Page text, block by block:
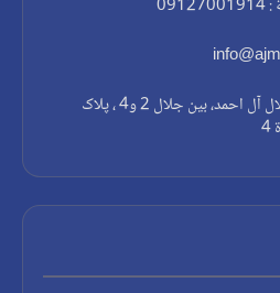
عنوان : مشهد، شارع جلال آل احمد، بين جلال 2 و4 ، پلاک